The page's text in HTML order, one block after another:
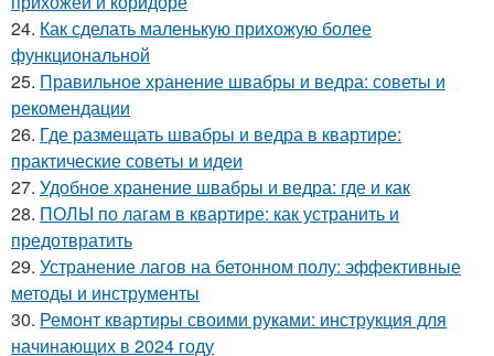
24. Как сделать маленькую прихожую более
функциональной
25. Правильное хранение швабры и ведра: советы и
рекомендации
26. Где размещать швабры и ведра в квартире:
практические советы и идеи
27. Удобное хранение швабры и ведра: где и как
28. ПОЛЫ по лагам в квартире: как устранить и
предотвратить
29. Устранение лагов на бетонном полу: эффективные
методы и инструменты
30. Ремонт квартиры своими руками: инструкция для
начинающих в 2024 году